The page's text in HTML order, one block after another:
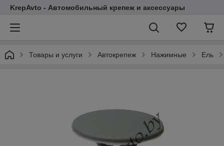
KrepAvto - Автомобильный крепеж и аксессуары
Товары и услуги Автокрепеж Нажимные Ель